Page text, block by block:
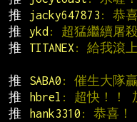
推
jacky647873 : 恭
推
ykd : 超猛繼續屠殺
推
TITANEX : 給我滾
推
SABA0 : 催生大隊
推
hbrel : 超快！！
推
hank3310 : 恭喜！